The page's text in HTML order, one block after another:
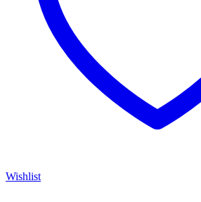
Wishlist